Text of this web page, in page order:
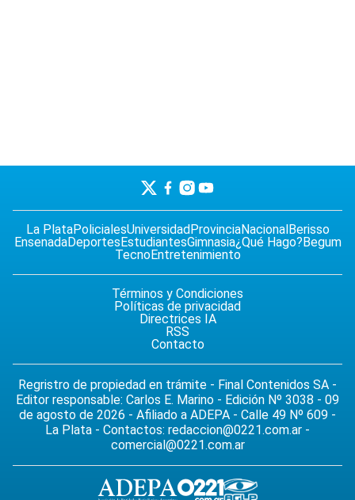
La PlataPolicialesUniversidadProvinciaNacionalBerisso
EnsenadaDeportesEstudiantesGimnasia¿Qué Hago?Begum
TecnoEntretenimiento
Términos y Condiciones
Políticas de privacidad
Directrices IA
RSS
Contacto
Regristro de propiedad en trámite - Final Contenidos SA -
Editor responsable: Carlos E. Marino - Edición Nº 3038 - 09
de agosto de 2026 - Afiliado a ADEPA - Calle 49 Nº 609 -
La Plata - Contactos: redaccion@0221.com.ar -
comercial@0221.com.ar